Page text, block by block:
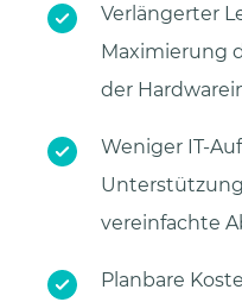
Verlängerter
Maximierung
der
Weniger IT-
vereinfachte
Planbare